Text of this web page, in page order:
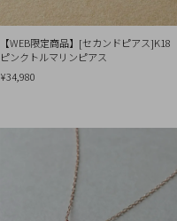
【WEB限定商品】[セカンドピアス]K18
ピンクトルマリンピアス
¥34,980